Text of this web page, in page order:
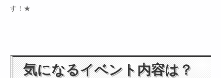
す！★
気になるイベント内容は？